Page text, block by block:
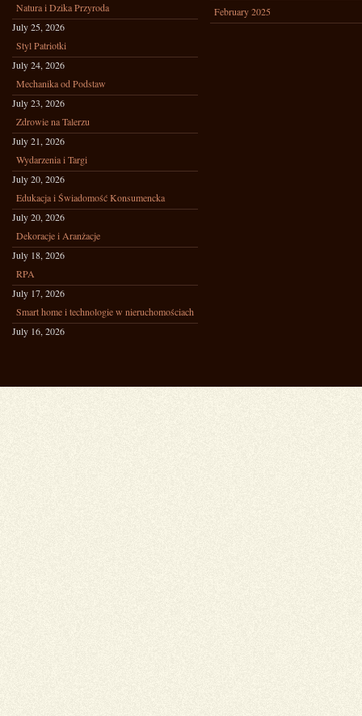
Natura i Dzika Przyroda
July 25, 2026
Styl Patriotki
July 24, 2026
Mechanika od Podstaw
July 23, 2026
Zdrowie na Talerzu
July 21, 2026
Wydarzenia i Targi
July 20, 2026
Edukacja i Świadomość Konsumencka
July 20, 2026
Dekoracje i Aranżacje
July 18, 2026
RPA
July 17, 2026
Smart home i technologie w nieruchomościach
July 16, 2026
February 2025